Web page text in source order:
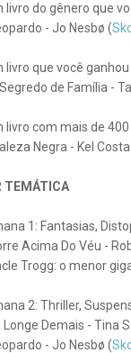
livro do gênero que
- Jo Nesbø (
livro que você ganhou
de Família -
livro com mais de
Negra - Kel
TEMÁTICA
1: Fantasias,
Acima Do Véu -
Trogg: o menor
2: Thriller,
Longe Demais - Tina
- Jo Nesbø (